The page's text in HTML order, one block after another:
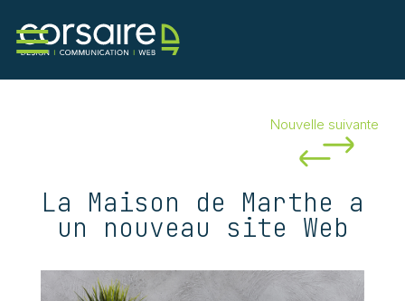
Corsaire
Contact
Nouvelle suivante
La Maison de Marthe a
un nouveau site Web